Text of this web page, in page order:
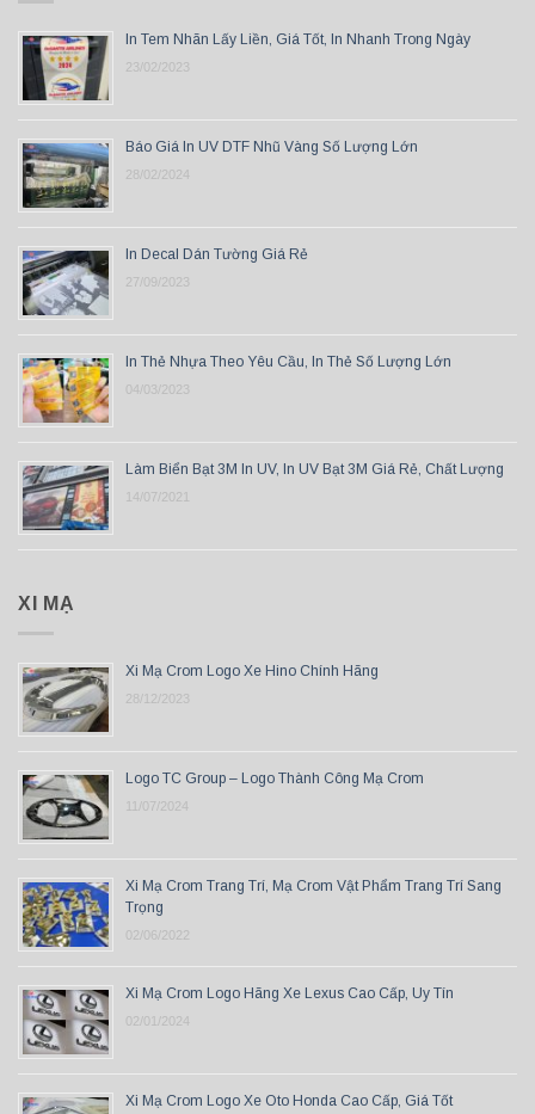
In Tem Nhãn Lấy Liền, Giá Tốt, In Nhanh Trong Ngày
23/02/2023
Báo Giá In UV DTF Nhũ Vàng Số Lượng Lớn
28/02/2024
In Decal Dán Tường Giá Rẻ
27/09/2023
In Thẻ Nhựa Theo Yêu Cầu, In Thẻ Số Lượng Lớn
04/03/2023
Làm Biển Bạt 3M In UV, In UV Bạt 3M Giá Rẻ, Chất Lượng
14/07/2021
XI MẠ
Xi Mạ Crom Logo Xe Hino Chính Hãng
28/12/2023
Logo TC Group – Logo Thành Công Mạ Crom
11/07/2024
Xi Mạ Crom Trang Trí, Mạ Crom Vật Phẩm Trang Trí Sang
Trọng
02/06/2022
Xi Mạ Crom Logo Hãng Xe Lexus Cao Cấp, Uy Tín
02/01/2024
Xi Mạ Crom Logo Xe Oto Honda Cao Cấp, Giá Tốt